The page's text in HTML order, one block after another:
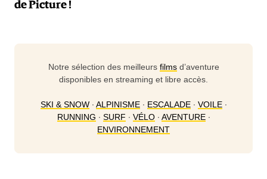
de Picture !
Notre sélection des meilleurs filmsd’aventure
disponibles en streaming et libre accès.
SKI & SNOW∙ ALPINISME∙ ESCALADE∙ VOILE∙
RUNNING ∙ SURF ∙ VÉLO∙ AVENTURE∙
ENVIRONNEMENT